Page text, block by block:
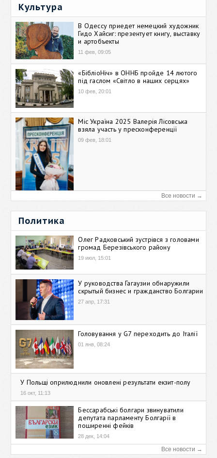
Культура
В Одессу приедет немецкий художник
Гидо Хайсиг: презентует книгу, выставку
и артобъекты
11 фев, 09:05
«БібліоНіч» в ОННБ пройде 14 лютого
під гаслом «Світло в наших серцях»
10 фев, 20:01
Міс Україна 2025 Валерія Лісовська
взяла участь у пресконференції
09 фев, 18:01
Все новости →
Политика
Олег Радковський зустрівся з головами
громад Березівського району
19 июл, 15:01
У руководства Гагаузии обнаружили
скрытый бизнес и гражданство Болгарии
27 апр, 17:31
Головування у G7 переходить до Італії
01 янв, 08:24
У Польщі оприлюднили оновлені результати екзит-полу
16 окт, 11:13
Бессарабські болгари звинуватили
депутата парламенту Болгарії в
поширенні фейків
28 дек, 14:04
Все новости →